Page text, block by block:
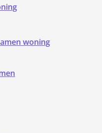
woning